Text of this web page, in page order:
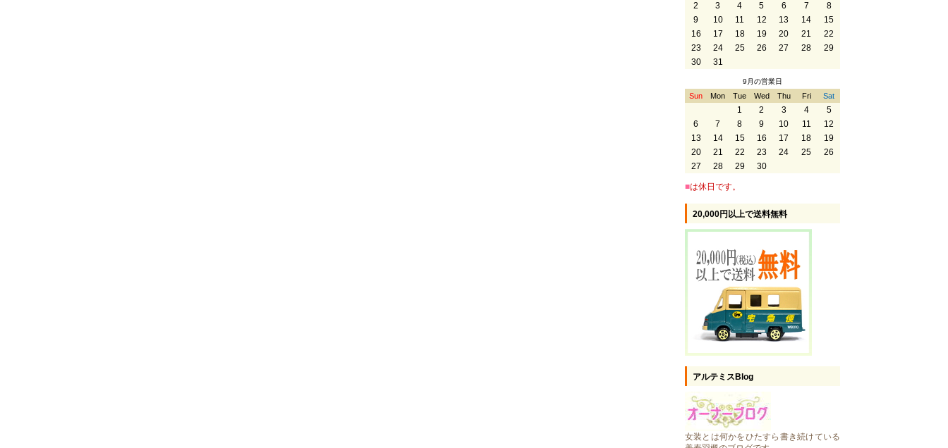
2
3 4 5 6 7
8
9
10 11 12 13 14
15
16
17 18 19 20 21
22
23
24 25 26 27 28
29
30
31
9月の営業日
Sun Mon Tue Wed Thu Fri Sat
1 2 3 4
5
6
7 8 9 10 11
12
13
14 15 16 17 18
19
20
21 22 23 24 25
26
27
28 29 30
■は休日です。
20,000円以上で送料無料
アルテミスBlog
女装とは何かをひたすら書き続けている